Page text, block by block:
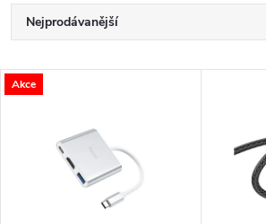
Ř
a
Nejprodávanější
Nejdražší
Abecedně
V
Akce